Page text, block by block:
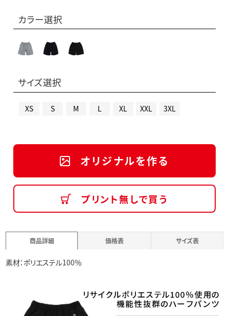
カラー選択
サイズ選択
XS S M L XL XXL 3XL
オリジナルを作る
プリント無しで買う
商品詳細 価格表 サイズ表
素材：ポリエステル100％